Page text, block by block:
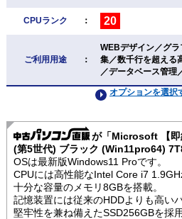
CPUランク ： 20
ご利用用途 ：
WEBデザイン／グ
集／数千行を超える
／データベース管
オプションを選択
が「Microsoft 【
(第5世代) ブラック (Win11pro64)
OSは最新版Windows11 Proです。
CPUには高性能なIntel Core i7
十分な容量のメモリ8GBを搭載。
記憶装置には従来のHDDよりも高い
堅牢性を兼ね備えたSSD256GBを採用